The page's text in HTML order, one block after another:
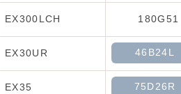
EX300LCH 180G51
EX30UR 46B24L
EX35 75D26R